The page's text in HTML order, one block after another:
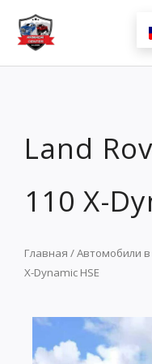
Перейти
содержимому
Land
110 X-
Главная /Автомобили
X-Dynamic HSE